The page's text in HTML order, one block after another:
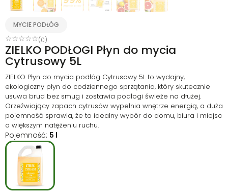
MYCIE PODŁÓG
☆☆☆☆☆(0)
ZIELKO PODŁOGI Płyn do mycia
Cytrusowy 5L
ZIELKO Płyn do mycia podłóg Cytrusowy 5L to wydajny,
ekologiczny płyn do codziennego sprzątania, który skutecznie
usuwa brud bez smug i zostawia podłogi świeże na dłużej.
Orzeźwiający zapach cytrusów wypełnia wnętrze energią, a duża
pojemność sprawia, że to idealny wybór do domu, biura i miejsc
o większym natężeniu ruchu.
Pojemność: 5 l